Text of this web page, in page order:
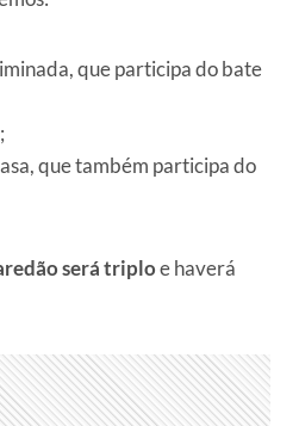
que participa do bate
que também participa do
será triploe haverá